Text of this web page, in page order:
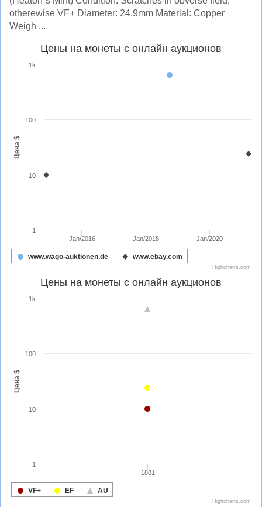
otherewise VF+ Diameter: 24.9mm Material: Copper
Weigh ...